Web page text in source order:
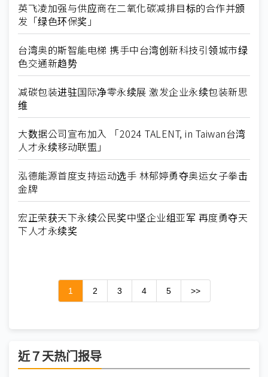
英飞凌加强与供应商在二氧化碳减排目标的合作并颁
发「绿色环保奖」
台湾奥的斯智能电梯 携手中台湾创新科技引领城市绿
色交通新趋势
减碳包装进驻国际净零永续展 激发企业永续包装新思
维
大数据公司宣布加入 「2024 TALENT, in Taiwan台湾
人才永续移动联盟」
泓德能源首度支持运动选手 林郁婷勇夺奥运女子拳击
金牌
宏正荣获天下永续公民奖中坚企业组亚军 再度勇夺天
下人才永续奖
1 2 3 4 5 >>
近７天热门报导